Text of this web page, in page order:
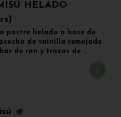
HELADO
postre helado a base de
de vainilla remojado
de ron y trozos de